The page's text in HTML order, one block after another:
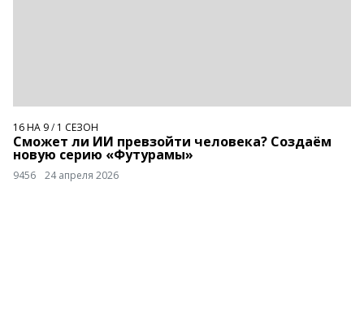
16 НА 9/ 1 СЕЗОН
Сможет ли ИИ превзойти человека? Создаём
новую серию «Футурамы»
9456 24 апреля 2026